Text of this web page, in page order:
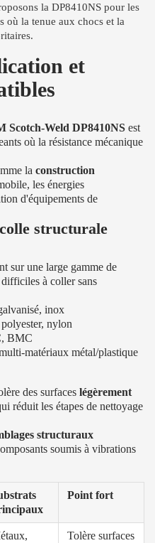
la DP8410NS pour les
où la tenue aux chocs et la
et
Scotch-Weld DP8410NS est
où la résistance mécanique
la construction
les énergies
d'équipements de
structurale
sur une large gamme de
à coller sans
inox
nylon
BMC
matériaux métal/plastique
des surfaces légèrement
réduit les étapes de nettoyage
structuraux
soumis à vibrations
Point fort
Tolère surfaces